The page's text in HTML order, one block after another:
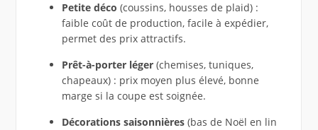
Petite déco (coussins, housses de plaid) :
faible coût de production, facile à expédier,
permet des prix attractifs.
Prêt-à-porter léger(chemises, tuniques,
chapeaux) : prix moyen plus élevé, bonne
marge si la coupe est soignée.
Décorations saisonnières(bas de Noël en lin